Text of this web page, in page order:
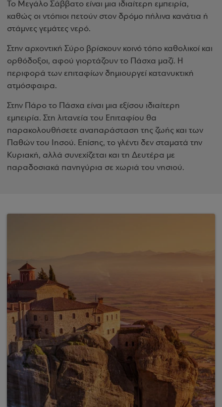
Το Μεγάλο Σάββατο είναι μια ιδιαίτερη εμπειρία,
καθώς οι ντόπιοι πετούν στον δρόμο πήλινα κανάτια ή
στάμνες γεμάτες νερό.
Στην αρχοντική Σύρο βρίσκουν κοινό τόπο καθολικοί και
ορθόδοξοι, αφού γιορτάζουν το Πάσχα μαζί. Η
περιφορά των επιταφίων δημιουργεί κατανυκτική
ατμόσφαιρα.
Στην Πάρο το Πάσχα είναι μια εξίσου ιδιαίτερη
εμπειρία. Στη λιτανεία του Επιταφίου θα
παρακολουθήσετε αναπαράσταση της ζωής και των
Παθών του Ιησού. Επίσης, το γλέντι δεν σταματά την
Κυριακή, αλλά συνεχίζεται και τη Δευτέρα με
παραδοσιακά πανηγύρια σε χωριά του νησιού.